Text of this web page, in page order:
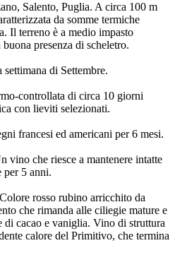
Salento, Puglia. A circa 100 m
da somme termiche
Il terreno è a medio impasto
presenza di scheletro.
di Settembre.
controllata di circa 10 giorni
con lieviti selezionati.
francesi ed americani per 6 mesi.
vino che riesce a mantenere intatte
per 5 anni.
rosso rubino arricchito da
che rimanda alle ciliegie mature e
di cacao e vaniglia. Vino di struttura
calore del Primitivo, che termina